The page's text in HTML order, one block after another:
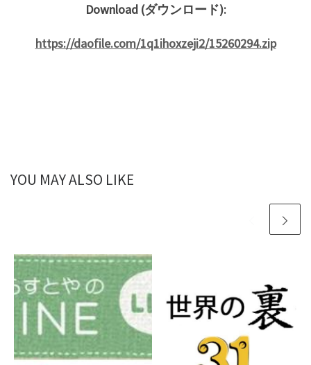
Download (ダウンロード):
https://daofile.com/1q1ihoxzeji2/15260294.zip
YOU MAY ALSO LIKE